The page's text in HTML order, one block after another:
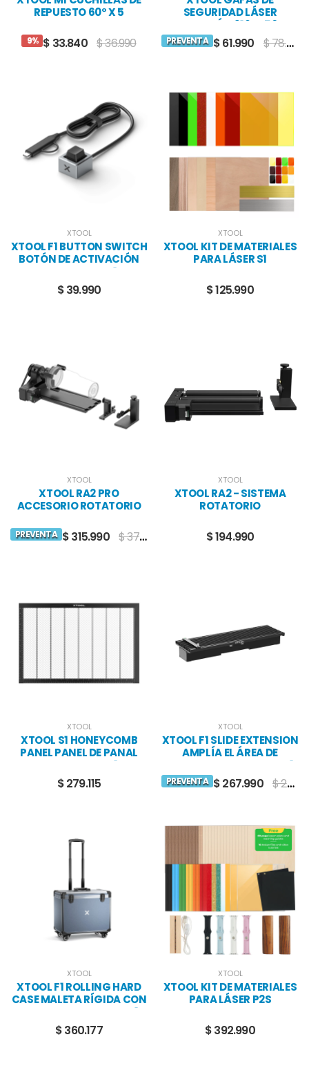
REPUESTO 60° X 5
9% $ 33.840 $ 36.990
SEGURIDAD LÁSER
PROTECCIÓN 316-450 NM
Y 900-1080 NM
PREVENTA $ 61.990 $ 78.990
XTOOL
XTOOL F1 BUTTON SWITCH
BOTÓN DE ACTIVACIÓN
PARA XTOOL F1
$ 39.990
XTOOL
XTOOL KIT DE MATERIALES
PARA LÁSER S1
$ 125.990
XTOOL
XTOOL RA2 PRO
ACCESORIO ROTATORIO
PREVENTA $ 315.990 $ 372.990
XTOOL
XTOOL RA2 - SISTEMA
ROTATORIO
$ 194.990
XTOOL
XTOOL S1 HONEYCOMB
PANEL PANEL DE PANAL
PARA XTOOL S1
$ 279.115
XTOOL
XTOOL F1 SLIDE EXTENSION
AMPLÍA EL ÁREA DE
TRABAJO DE TU XTOOL F1
PREVENTA $ 267.990 $ 269.990
XTOOL
XTOOL F1 ROLLING HARD
CASE MALETA RÍGIDA CON
RUEDAS PARA XTOOL F1
$ 360.177
XTOOL
XTOOL KIT DE MATERIALES
PARA LÁSER P2S
$ 392.990